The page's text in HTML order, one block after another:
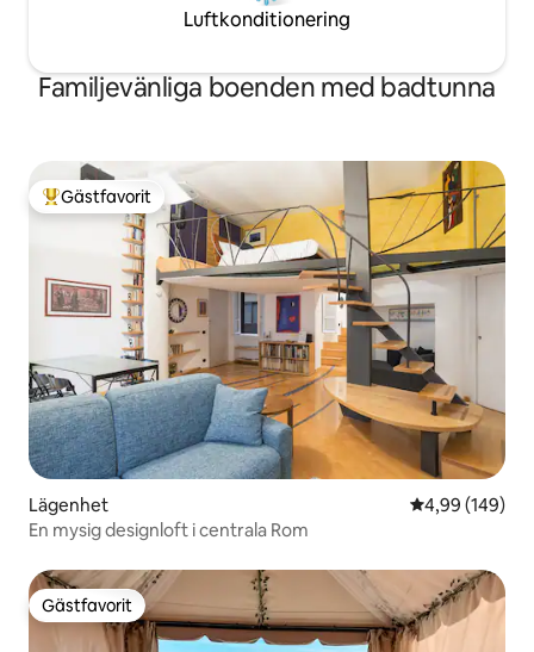
Luftkonditionering
Familjevänliga boenden med badtunna
Populär gästfavorit
Gästfavorit
Lägenhet 4,99 av 5 i
4,99 (149)
En mysig designloft i centrala Rom
Gästfavorit
Gästfavorit